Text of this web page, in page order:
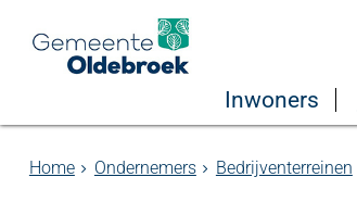
Inwoners
Home Ondernemers Bedrijventerreinen